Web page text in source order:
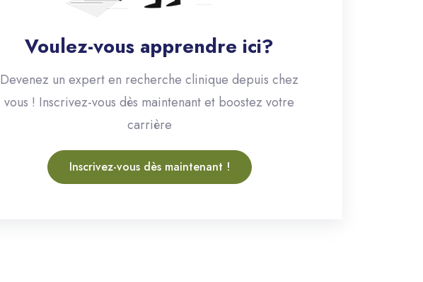
Voulez-vous apprendre ici?
Devenez un expert en recherche clinique depuis chez
vous ! Inscrivez-vous dès maintenant et boostez votre
carrière
Inscrivez-vous dès maintenant !